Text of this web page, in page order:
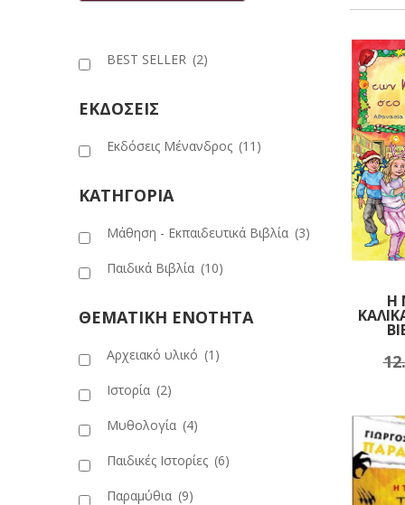
Η
BEST SELLER (2)
ΕΚΔΟΣΕΙΣ
Εκδόσεις Μένανδρος (11)
ΚΑΤΗΓΟΡΙΑ
Μάθηση - Εκπαιδευτικά Βιβλία (3)
Παιδικά Βιβλία (10)
ΘΕΜΑΤΙΚΗ ΕΝΟΤΗΤΑ
Αρχειακό υλικό (1)
Ιστορία (2)
Μυθολογία (4)
Παιδικές Ιστορίες (6)
Παραμύθια (9)